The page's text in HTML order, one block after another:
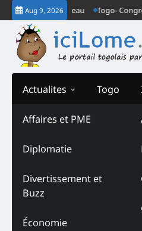
Skip
to
content
Aug 9, 2026
monte au créneau Togo- Congrès
Actualites
Affaires et PME
Diplomatie
Divertissement et
Buzz
Économie
Togo
Tag: